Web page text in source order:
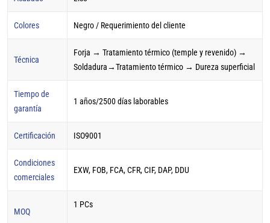
Colores Negro / Requerimiento del cliente
Técnica
Forja → Tratamiento térmico (temple y revenido) →
Soldadura→Tratamiento térmico → Dureza superficial
Tiempo de
garantía
1 años/2500 días laborables
Certificación ISO9001
Condiciones
comerciales
EXW, FOB, FCA, CFR, CIF, DAP, DDU
MOQ
1 PCs